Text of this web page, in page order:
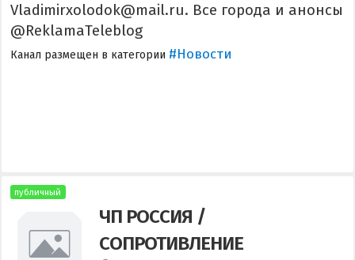
Vladimirxolodok@mail.ru. Все города и анонсы
@ReklamaTeleblog
Канал размещен в категории #Новости
публичный
ЧП РОССИЯ /
СОПРОТИВЛЕНИЕ